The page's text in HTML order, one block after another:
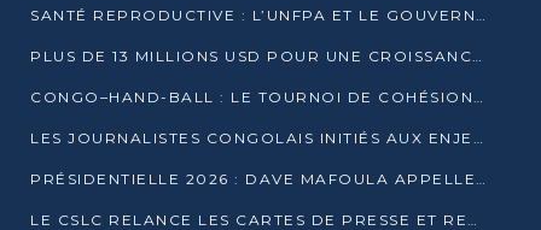
SANTÉ REPRODUCTIVE : L’UNFPA ET LE GOUVERNEMENT AFFINENT LES PRIORITÉS DE 2026
PLUS DE 13 MILLIONS USD POUR UNE CROISSANCE VERTE ET SOUVERAINE
CONGO–HAND-BALL : LE TOURNOI DE COHÉSION ET DE FRATERNITÉ ALLUME SES LAMPIONS À BRAZZAVILLE
LES JOURNALISTES CONGOLAIS INITIÉS AUX ENJEUX DE L’ÉCONOMIE BLEUE
PRÉSIDENTIELLE 2026 : DAVE MAFOULA APPELLE LES CONGOLAIS À UN « NOUVEAU DÉPART »
LE CSLC RELANCE LES CARTES DE PRESSE ET RECONNAÎT OFFICIELLEMENT LES MÉDIAS EN LIGNE